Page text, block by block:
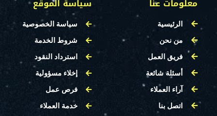
معلومات عنا
الرئيسية
من نحن
فريق العمل
أسئلة شائعة
آراء العملاء
اتصل بنا
سياسة الموقع
سياسة الخصوصية
شروط الخدمة
استرداد النقود
إخلاء مسؤولية
فرص عمل
خدمة العملاء